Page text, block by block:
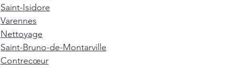
Saint-Isidore
Varennes
Nettoyage
Saint-Bruno-de-Montarville
Contrecœur